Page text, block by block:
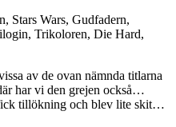
Stars Wars, Gudfadern,
Trikoloren, Die Hard,
av de ovan nämnda titlarna
har vi den grejen också…
tillökning och blev lite skit…